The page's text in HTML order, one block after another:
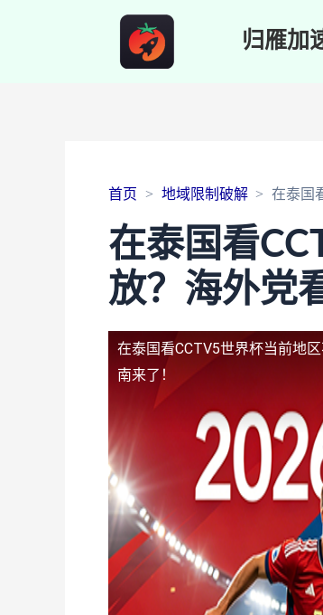
归雁加
首页 地域限制破解 在泰国
在泰国看
放？海外党
在泰国看CCTV5世界杯当前地
南来了！